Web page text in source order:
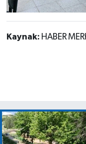
Kaynak: HABER